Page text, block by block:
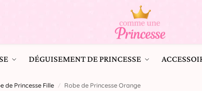
DÉGUISEMENT DE PRINCESSE
de Princesse Fille / Robe de Princesse Orange